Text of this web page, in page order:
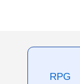
RPG